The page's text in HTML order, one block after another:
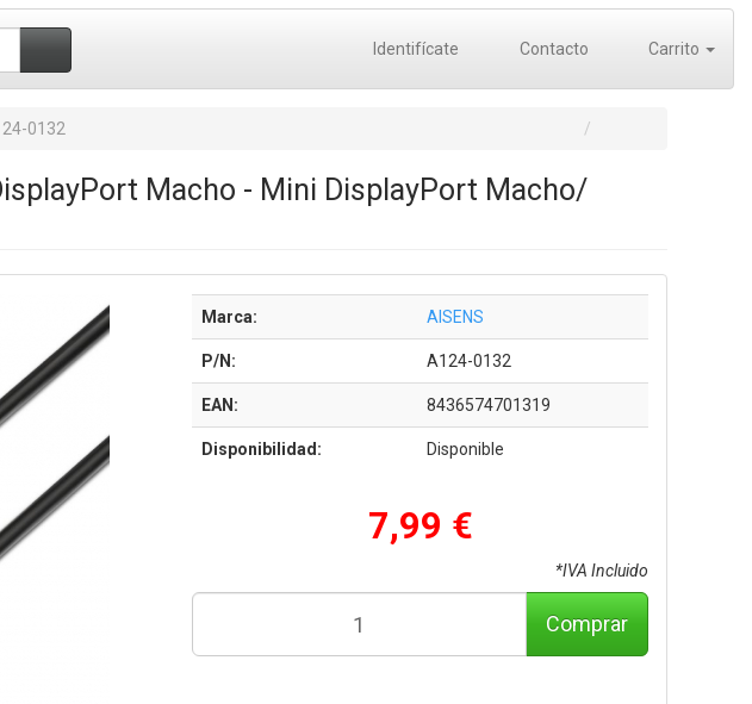
Identifícate Contacto Carrito
0132
Macho - Mini DisplayPort Macho/
Marca: AISENS
P/N: A124-0132
EAN: 8436574701319
Disponibilidad: Disponible
7,99 €
*IVA Incluido
Comprar